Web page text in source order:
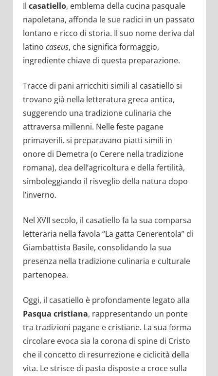
Il casatiello, emblema della cucina pasquale
napoletana, affonda le sue radici in un passato
lontano e ricco di storia. Il suo nome deriva dal
latino caseus, che significa formaggio,
ingrediente chiave di questa preparazione.
Tracce di pani arricchiti simili al casatiello si
trovano già nella letteratura greca antica,
suggerendo una tradizione culinaria che
attraversa millenni. Nelle feste pagane
primaverili, si preparavano piatti simili in
onore di Demetra (o Cerere nella tradizione
romana), dea dell’agricoltura e della fertilità,
simboleggiando il risveglio della natura dopo
l’inverno.
Nel XVII secolo, il casatiello fa la sua comparsa
letteraria nella favola “La gatta Cenerentola” di
Giambattista Basile, consolidando la sua
presenza nella tradizione culinaria e culturale
partenopea.
Oggi, il casatiello è profondamente legato alla
Pasqua cristiana, rappresentando un ponte
tra tradizioni pagane e cristiane. La sua forma
circolare evoca sia la corona di spine di Cristo
che il concetto di resurrezione e ciclicità della
vita. Le strisce di pasta disposte a croce sulla